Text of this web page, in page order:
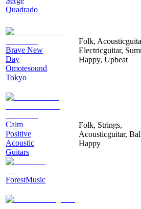
Quadrado
Brave New
Day
Omotesound
Tokyo
Folk,
Electricguitar,
Happy, Upbeat
Calm
Positive
Acoustic
Guitars
ForestMusic
Folk, Strings,
Acousticguitar,
Happy